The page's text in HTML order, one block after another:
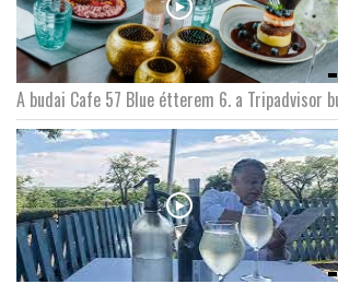
A budai Cafe 57 Blue étterem 6. a Tripadvisor